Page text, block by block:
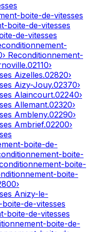
boite-de-vitesses
boite-de-vitesses
de-vitesses
› Reconditionnement-
.02110›
Aizelles.02820›
Aizy-Jouy.02370›
Alaincourt.02240›
Allemant.02320›
Ambleny.02290›
Ambrief.02200›
boite-de-
boite-
boite-
boite-
›
Anizy-le-
de-vitesses
boite-de-vitesses
boite-de-